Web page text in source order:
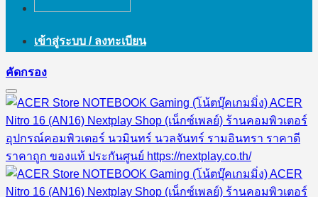
เข้าสู่ระบบ / ลงทะเบียน
คัดกรอง